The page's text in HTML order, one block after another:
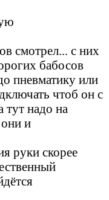
смотрел... с них
бабосов
пневматику или
чтоб он с
тут надо на
и
руки скорее